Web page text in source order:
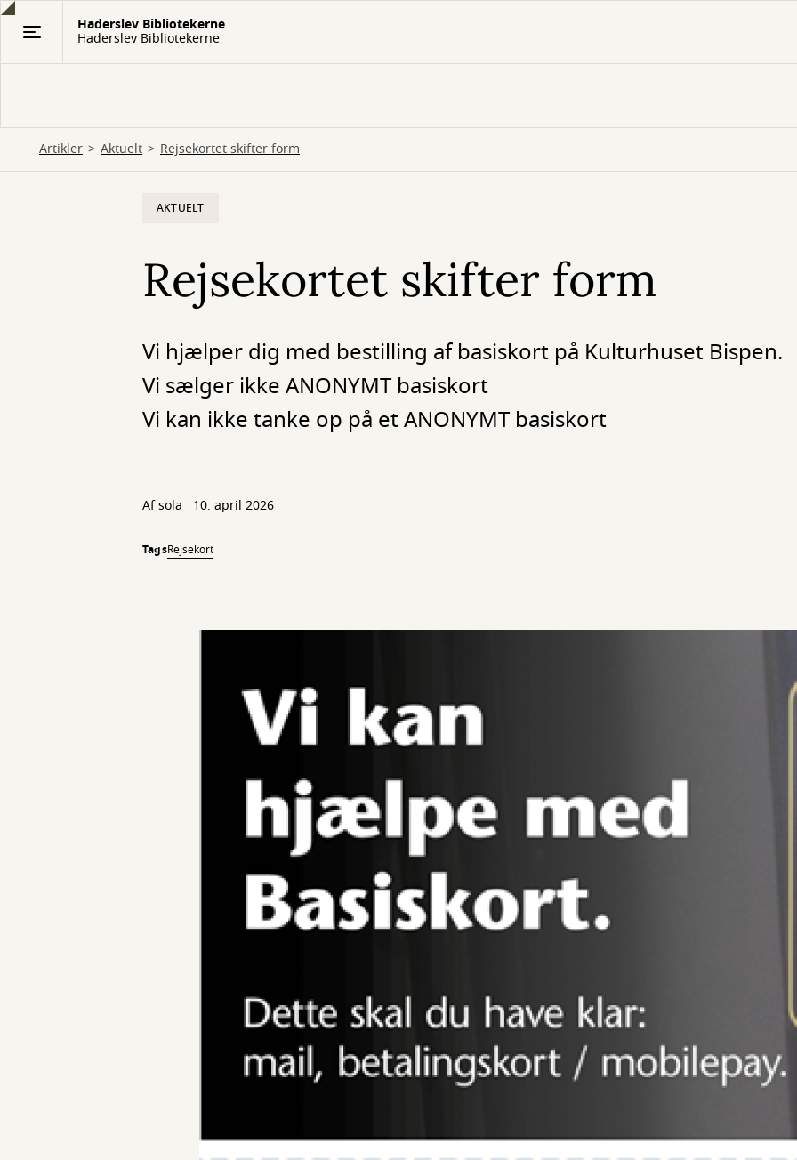
Gå
Haderslev Bibliotekerne
Haderslev Bibliotekerne
Artikler Aktuelt Rejsekortet skifter form
AKTUELT
Rejsekortet skifter form
Vi hjælper dig med bestilling af basiskort på Kulturhuset Bispen.
Vi sælger ikke ANONYMT basiskort
Vi kan ikke tanke op på et ANONYMT basiskort
Afsola 10. april 2026
TagsRejsekort